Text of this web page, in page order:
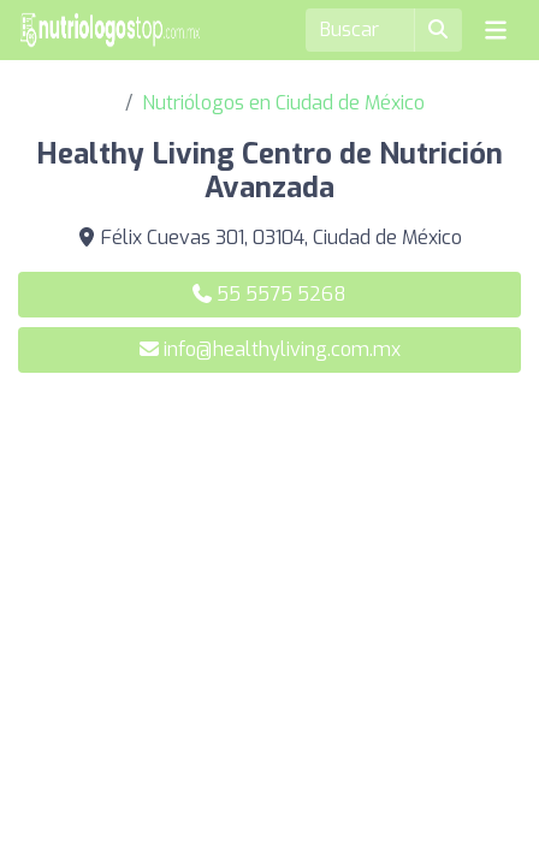
Nutriólogos en Ciudad de México
Healthy Living Centro de Nutrición
Avanzada
Félix Cuevas 301, 03104, Ciudad de México
55 5575 5268
info@healthyliving.com.mx